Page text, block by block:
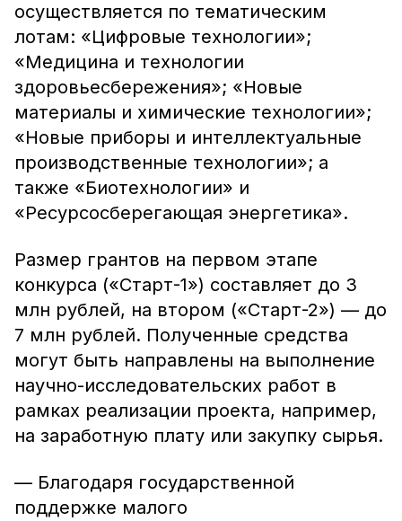
осуществляется по тематическим
лотам: «Цифровые технологии»;
«Медицина и технологии
здоровьесбережения»; «Новые
материалы и химические технологии»;
«Новые приборы и интеллектуальные
производственные технологии»; а
также «Биотехнологии» и
«Ресурсосберегающая энергетика».
Размер грантов на первом этапе
конкурса («Старт-1») составляет до 3
млн рублей, на втором («Старт-2») — до
7 млн рублей. Полученные средства
могут быть направлены на выполнение
научно-исследовательских работ в
рамках реализации проекта, например,
на заработную плату или закупку сырья.
— Благодаря государственной
поддержке малого